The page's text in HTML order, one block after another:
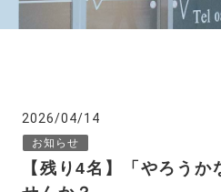
2026/04/14
お知らせ
【残り4名】「やろうか